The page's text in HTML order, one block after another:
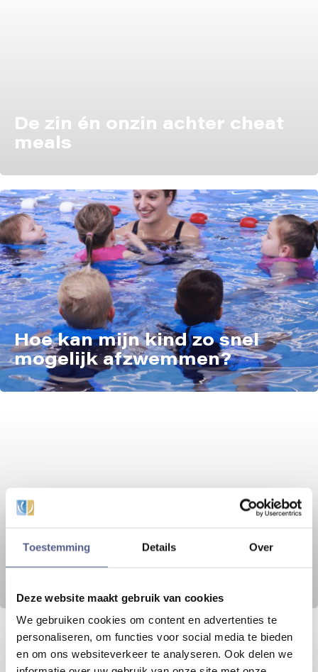
Toestemming Details Over
Deze website maakt gebruik van cookies
We gebruiken cookies om content en advertenties te
personaliseren, om functies voor social media te bieden
en om ons websiteverkeer te analyseren. Ook delen we
De zin én onzin achter cheat
meals
Hoe kan mijn kind zo snel
mogelijk afzwemmen?
6 redenen om eens een